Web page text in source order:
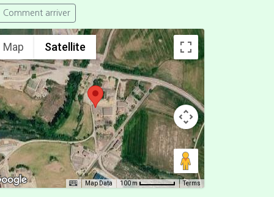
Comment arriver
Map Satellite
Map Data 100 m Terms